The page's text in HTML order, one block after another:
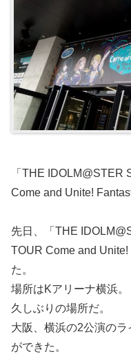
「THE IDOLM@STER
Come and Unite!
先日、「THE
TOUR Come and
た。
場所はKアリーナ横浜。
久しぶりの場所だ。
大阪、横浜の2公演の
ができた。